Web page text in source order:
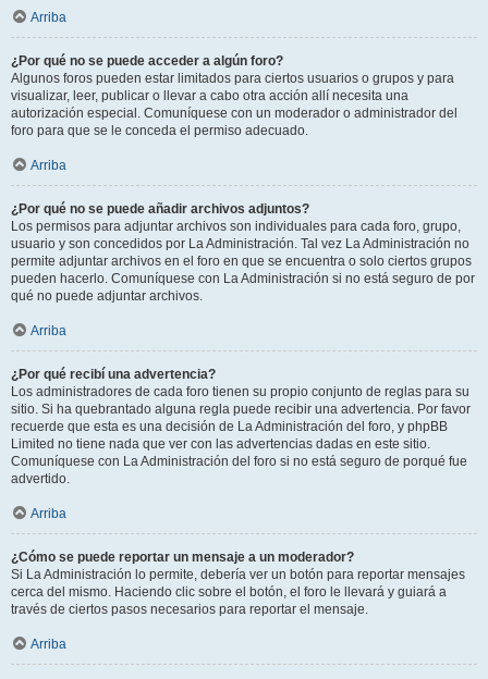
Arriba
¿Por qué no se puede acceder a algún foro?
Algunos foros pueden estar limitados para ciertos usuarios o grupos y para
visualizar, leer, publicar o llevar a cabo otra acción allí necesita una
autorización especial. Comuníquese con un moderador o administrador del
foro para que se le conceda el permiso adecuado.
Arriba
¿Por qué no se puede añadir archivos adjuntos?
Los permisos para adjuntar archivos son individuales para cada foro, grupo,
usuario y son concedidos por La Administración. Tal vez La Administración no
permite adjuntar archivos en el foro en que se encuentra o solo ciertos grupos
pueden hacerlo. Comuníquese con La Administración si no está seguro de por
qué no puede adjuntar archivos.
Arriba
¿Por qué recibí una advertencia?
Los administradores de cada foro tienen su propio conjunto de reglas para su
sitio. Si ha quebrantado alguna regla puede recibir una advertencia. Por favor
recuerde que esta es una decisión de La Administración del foro, y phpBB
Limited no tiene nada que ver con las advertencias dadas en este sitio.
Comuníquese con La Administración del foro si no está seguro de porqué fue
advertido.
Arriba
¿Cómo se puede reportar un mensaje a un moderador?
Si La Administración lo permite, debería ver un botón para reportar mensajes
cerca del mismo. Haciendo clic sobre el botón, el foro le llevará y guiará a
través de ciertos pasos necesarios para reportar el mensaje.
Arriba